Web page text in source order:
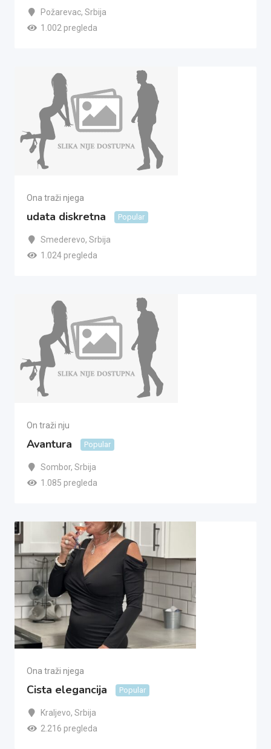
Požarevac, Srbija
1.002 pregleda
Ona traži njega
udata diskretna Popular
Smederevo, Srbija
1.024 pregleda
On traži nju
Avantura Popular
Sombor, Srbija
1.085 pregleda
Ona traži njega
Cista elegancija Popular
Kraljevo, Srbija
2.216 pregleda